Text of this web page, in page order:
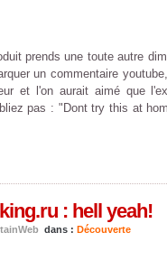
prends une toute autre
un commentaire
et l'on aurait aimé que
pas : "Dont try this at
: hell yeah!
dans : Découverte